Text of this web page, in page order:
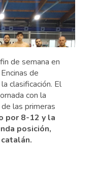
de semana en
de
clasificación. El
con la
las primeras
por 8-12 y la
posición,